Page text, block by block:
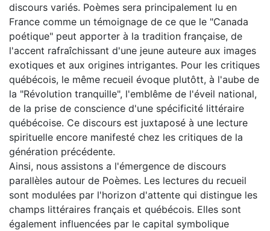
discours variés. Poèmes sera principalement lu en
France comme un témoignage de ce que le "Canada
poétique" peut apporter à la tradition française, de
l'accent rafraîchissant d'une jeune auteure aux images
exotiques et aux origines intrigantes. Pour les critiques
québécois, le même recueil évoque plutôtt, à l'aube de
la "Révolution tranquille", l'emblême de l'éveil national,
de la prise de conscience d'une spécificité littéraire
québécoise. Ce discours est juxtaposé à une lecture
spirituelle encore manifesté chez les critiques de la
génération précédente.
Ainsi, nous assistons a l'émergence de discours
parallèles autour de Poèmes. Les lectures du recueil
sont modulées par l'horizon d'attente qui distingue les
champs littéraires français et québécois. Elles sont
également influencées par le capital symbolique